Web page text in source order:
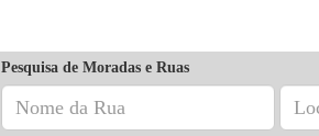
Pesquisa de Moradas e Ruas